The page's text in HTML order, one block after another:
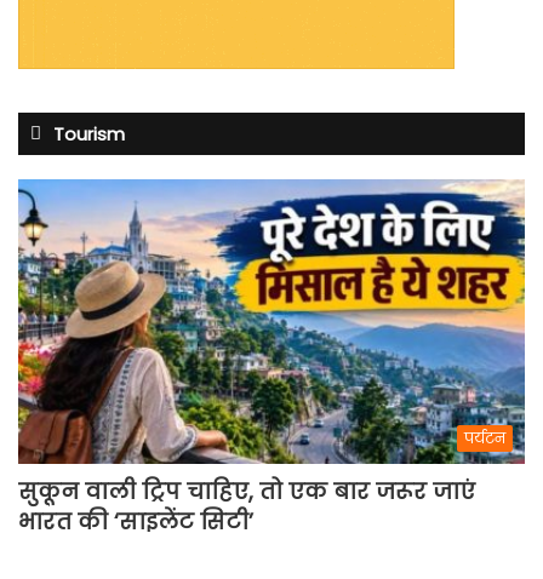
Tourism
पर्यटन
सुकून वाली ट्रिप चाहिए, तो एक बार जरूर जाएं
भारत की ‘साइलेंट सिटी’